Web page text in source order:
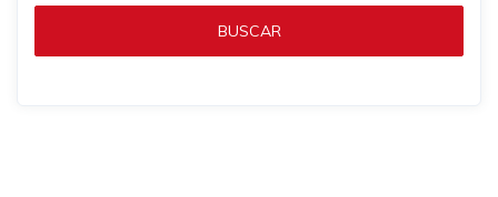
BUSCAR